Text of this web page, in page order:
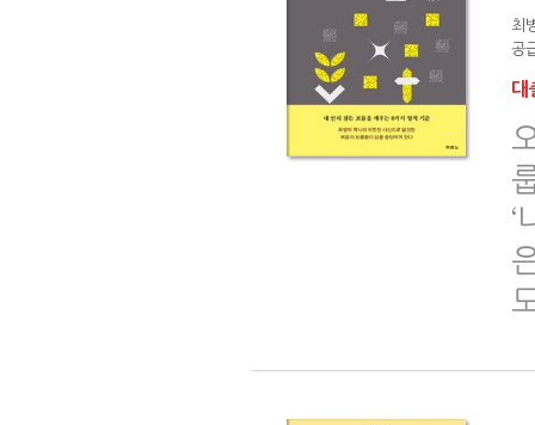
최
공
대
‘